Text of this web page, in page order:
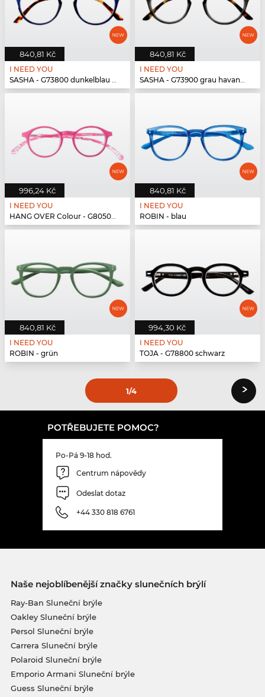
840,81 Kč
I NEED YOU
SASHA - G73800 dunkelblau havanna
840,81 Kč
I NEED YOU
SASHA - G73900 grau havanna
996,24 Kč
I NEED YOU
HANG OVER Colour - G80500 pink
840,81 Kč
I NEED YOU
ROBIN - blau
840,81 Kč
I NEED YOU
ROBIN - grün
994,30 Kč
I NEED YOU
TOJA - G78800 schwarz
1/4 ›
POTŘEBUJETE POMOC?
Po-Pá 9-18 hod.
Centrum nápovědy
Odeslat dotaz
+44 330 818 6761
Naše nejoblíbenější značky slunečních brýlí
Ray-Ban Sluneční brýle
Oakley Sluneční brýle
Persol Sluneční brýle
Carrera Sluneční brýle
Polaroid Sluneční brýle
Emporio Armani Sluneční brýle
Guess Sluneční brýle